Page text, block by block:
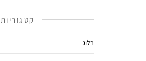
קטגוריות
בלוג